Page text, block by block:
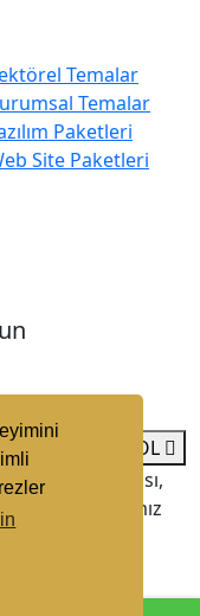
Temalar
Temalar
Paketleri
Site Paketleri
VE KAYDOL
kopyalanması,
yasal haklarımız